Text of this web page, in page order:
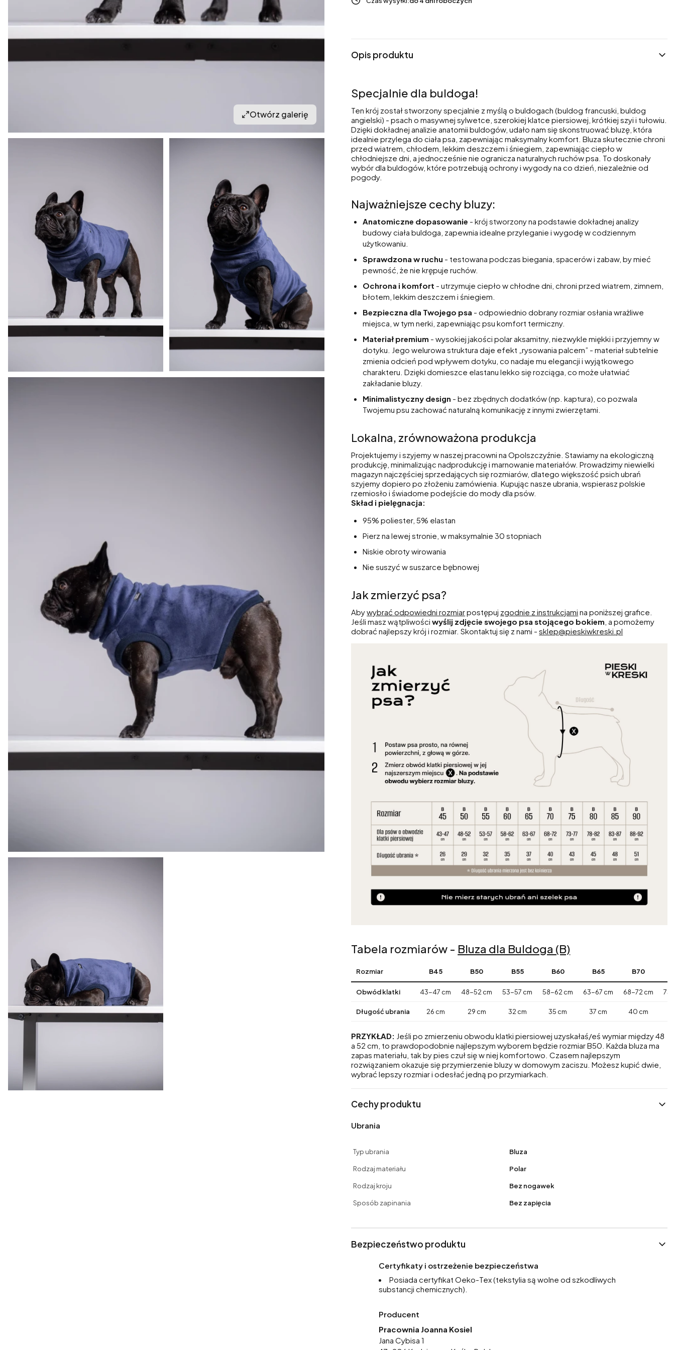
Otwórz galerię
Opis produktu
Specjalnie dla buldoga!
Ten krój został stworzony specjalnie z myślą o buldogach (buldog francuski, buldog
angielski) - psach o masywnej sylwetce, szerokiej klatce piersiowej, krótkiej szyi i tułowiu.
Dzięki dokładnej analizie anatomii buldogów, udało nam się skonstruować bluzę, która
idealnie przylega do ciała psa, zapewniając maksymalny komfort. Bluza skutecznie chroni
przed wiatrem, chłodem, lekkim deszczem i śniegiem, zapewniając ciepło w
chłodniejsze dni, a jednocześnie nie ogranicza naturalnych ruchów psa. To doskonały
wybór dla buldogów, które potrzebują ochrony i wygody na co dzień, niezależnie od
pogody.
Najważniejsze cechy bluzy:
Anatomiczne dopasowanie - krój stworzony na podstawie dokładnej analizy
budowy ciała buldoga, zapewnia idealne przyleganie i wygodę w codziennym
użytkowaniu.
Sprawdzona w ruchu - testowana podczas biegania, spacerów i zabaw, by mieć
pewność, że nie krępuje ruchów.
Ochrona i komfort - utrzymuje ciepło w chłodne dni, chroni przed wiatrem, zimnem,
błotem, lekkim deszczem i śniegiem.
Bezpieczna dla Twojego psa - odpowiednio dobrany rozmiar osłania wrażliwe
miejsca, w tym nerki, zapewniając psu komfort termiczny.
Materiał premium - wysokiej jakości polar aksamitny, niezwykle miękki i przyjemny w
dotyku. Jego welurowa struktura daje efekt „rysowania palcem” - materiał subtelnie
zmienia odcień pod wpływem dotyku, co nadaje mu elegancji i wyjątkowego
charakteru. Dzięki domieszce elastanu lekko się rozciąga, co może ułatwiać
zakładanie bluzy.
Minimalistyczny design - bez zbędnych dodatków (np. kaptura), co pozwala
Twojemu psu zachować naturalną komunikację z innymi zwierzętami.
Lokalna, zrównoważona produkcja
Projektujemy i szyjemy w naszej pracowni na Opolszczyźnie. Stawiamy na ekologiczną
produkcję, minimalizując nadprodukcję i marnowanie materiałów. Prowadzimy niewielki
magazyn najczęściej sprzedających się rozmiarów, dlatego większość psich ubrań
szyjemy dopiero po złożeniu zamówienia. Kupując nasze ubrania, wspierasz polskie
rzemiosło i świadome podejście do mody dla psów.
Skład i pielęgnacja:
95% poliester, 5% elastan
Pierz na lewej stronie, w maksymalnie 30 stopniach
Niskie obroty wirowania
Nie suszyć w suszarce bębnowej
Jak zmierzyć psa?
Abywybrać odpowiedni rozmiarpostępuj zgodnie z instrukcjami na poniższej grafice.
Jeśli masz wątpliwościwyślij zdjęcie swojego psa stojącego bokiem , a pomożemy
dobrać najlepszy krój i rozmiar. Skontaktuj się z nami -sklep@pieskiwkreski.pl
Tabela rozmiarów - Bluza dla Buldoga (B)
Rozmiar B45 B50 B55 B60 B65 B70
Obwód klatki 43-47 cm 48-52 cm 53-57 cm 58-62 cm 63-67 cm 68-72 cm
Długość ubrania 26 cm 29 cm 32 cm 35 cm 37 cm 40 cm
PRZYKŁAD: Jeśli po zmierzeniu obwodu klatki piersiowej uzyskałaś/eś wymiar między 48
a 52 cm, to prawdopodobnie najlepszym wyborem będzie rozmiar B50. Każda bluza ma
zapas materiału, tak by pies czuł się w niej komfortowo. Czasem najlepszym
rozwiązaniem okazuje się przymierzenie bluzy w domowym zaciszu. Możesz kupić dwie,
wybrać lepszy rozmiar i odesłać jedną po przymiarkach.
Cechy produktu
Ubrania
Typ ubrania Bluza
Rodzaj materiału Polar
Rodzaj kroju Bez nogawek
Sposób zapinania Bez zapięcia
Bezpieczeństwo produktu
Certyfikaty i ostrzeżenie bezpieczeństwa
Posiada certyfikat Oeko-Tex (tekstylia są wolne od szkodliwych
substancji chemicznych).
Producent
Pracownia Joanna Kosiel
Jana Cybisa 1